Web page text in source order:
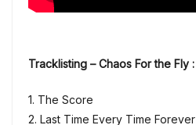
Tracklisting – Chaos For the Fly :
1. The Score
2. Last Time Every Time Forever